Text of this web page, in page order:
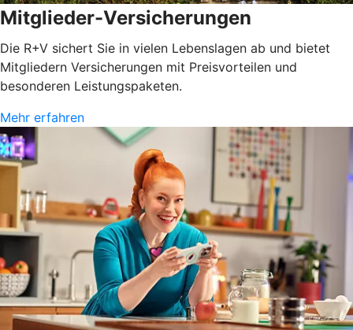
Mitglieder-Versicherungen
Die R+V sichert Sie in vielen Lebenslagen ab und bietet
Mitgliedern Versicherungen mit Preisvorteilen und
besonderen Leistungspaketen.
Mehr erfahren